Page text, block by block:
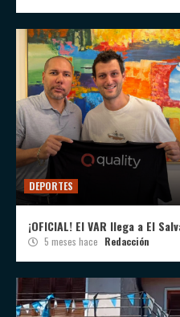
DEPORTES
¡OFICIAL! El VAR llega a El
5 meses hace Redacción